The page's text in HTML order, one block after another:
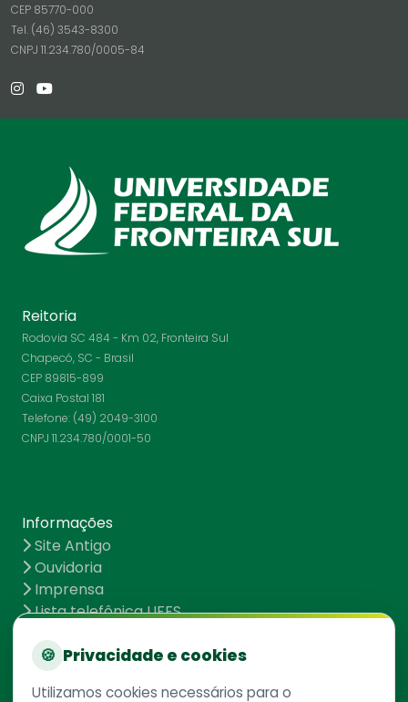
CEP 85770-000
Tel. (46) 3543-8300
CNPJ 11.234.780/0005-84
Reitoria
Rodovia SC 484 - Km 02, Fronteira Sul
Chapecó, SC - Brasil
CEP 89815-899
Caixa Postal 181
Telefone: (49) 2049-3100
CNPJ 11.234.780/0001-50
Informações
Site Antigo
Ouvidoria
Imprensa
Lista telefônica UFFS
UFFS contra o Aedes
Mapa do site
🍪 Privacidade e cookies
Utilizamos cookies necessários para o